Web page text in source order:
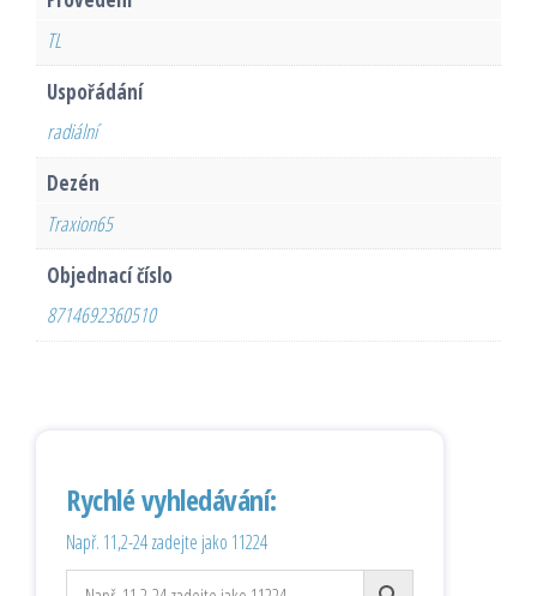
TL
Uspořádání
radiální
Dezén
Traxion65
Objednací číslo
8714692360510
Rychlé vyhledávání:
Např. 11,2-24 zadejte jako 11224